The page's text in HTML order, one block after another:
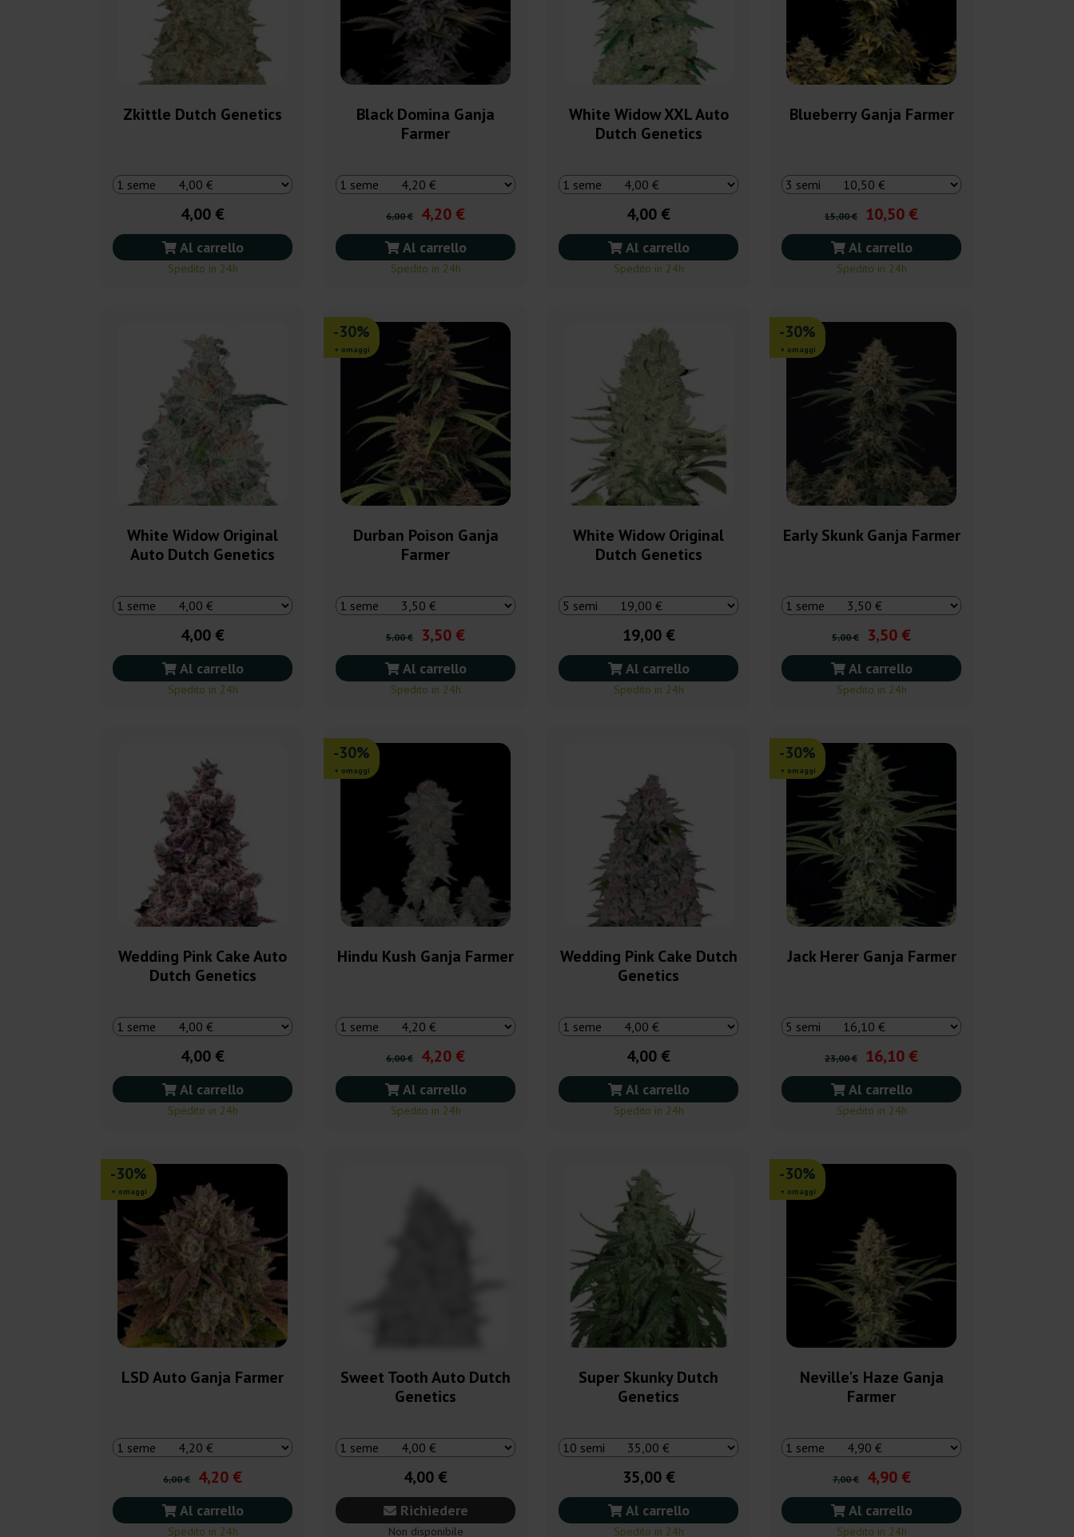
Zkittle Dutch Genetics
4,00 €
Al carrello
Spedito in 24h
Black Domina Ganja
Farmer
6,00 € 4,20 €
Al carrello
Spedito in 24h
White Widow XXL Auto
Dutch Genetics
4,00 €
Al carrello
Spedito in 24h
Blueberry Ganja Farmer
15,00 € 10,50 €
Al carrello
Spedito in 24h
White Widow Original
Auto Dutch Genetics
4,00 €
Al carrello
Spedito in 24h
-30%
+ omaggi
Durban Poison Ganja
Farmer
5,00 € 3,50 €
Al carrello
Spedito in 24h
White Widow Original
Dutch Genetics
19,00 €
Al carrello
Spedito in 24h
-30%
+ omaggi
Early Skunk Ganja Farmer
5,00 € 3,50 €
Al carrello
Spedito in 24h
Wedding Pink Cake Auto
Dutch Genetics
4,00 €
Al carrello
Spedito in 24h
-30%
+ omaggi
Hindu Kush Ganja Farmer
6,00 € 4,20 €
Al carrello
Spedito in 24h
Wedding Pink Cake Dutch
Genetics
4,00 €
Al carrello
Spedito in 24h
-30%
+ omaggi
Jack Herer Ganja Farmer
23,00 € 16,10 €
Al carrello
Spedito in 24h
-30%
+ omaggi
LSD Auto Ganja Farmer
6,00 € 4,20 €
Al carrello
Spedito in 24h
Sweet Tooth Auto Dutch
Genetics
4,00 €
Richiedere
Non disponibile
Super Skunky Dutch
Genetics
35,00 €
Al carrello
Spedito in 24h
-30%
+ omaggi
Neville's Haze Ganja
Farmer
7,00 € 4,90 €
Al carrello
Spedito in 24h